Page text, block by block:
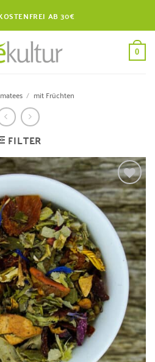
AB 30€
0
/ mit Früchten
FILTER
Zur
Wunschliste
hinzufügen